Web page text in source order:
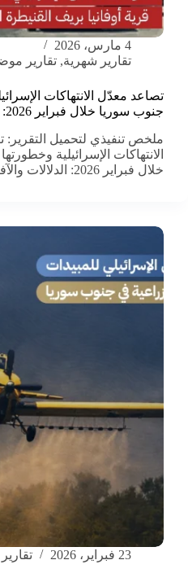
4 مارس، 2026
تقارير شهرية, تقارير
تصاعد معدّل الانتهاكات
جنوب سوريا خلال فبراير 2026: الدلالات والآفاق
ملخص تنفيذي لتحميل
الانتهاكات الإسرائيلية
خلال فبراير 2026: الدلالات والآفاق ما هو مركز…
23 فبراير، 2026